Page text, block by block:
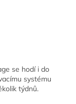
se hodí i do
systému
týdnů.